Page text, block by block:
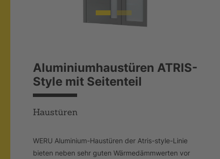
Aluminiumhaustüren ATRIS-
Style mit Seitenteil
Haustüren
WERU Aluminium-Haustüren der Atris-style-Linie
bieten neben sehr guten Wärmedämmwerten vor